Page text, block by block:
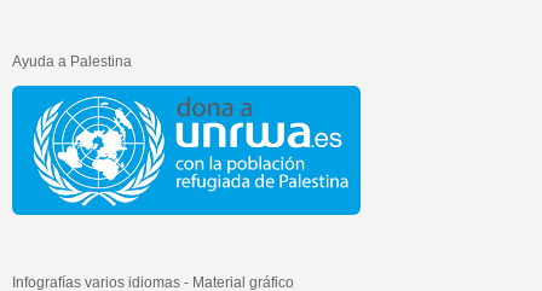
Ayuda a Palestina
Infografías varios idiomas - Material gráfico